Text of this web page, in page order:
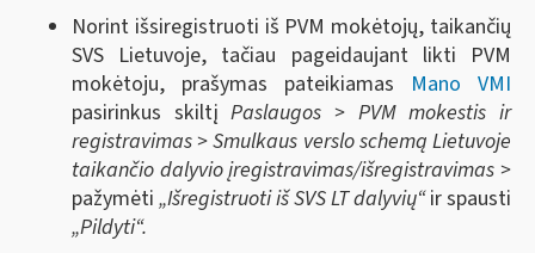
Norint išsiregistruoti iš PVM mokėtojų, taikančių
SVS Lietuvoje, tačiau pageidaujant likti PVM
mokėtoju, prašymas pateikiamas Mano VMI
pasirinkus skiltįPaslaugos > PVM mokestis ir
registravimas > Smulkaus verslo schemą Lietuvoje
taikančio dalyvio įregistravimas/išregistravimas >
pažymėti „Išregistruoti iš SVS LT dalyvių“ir spausti
„Pildyti“.